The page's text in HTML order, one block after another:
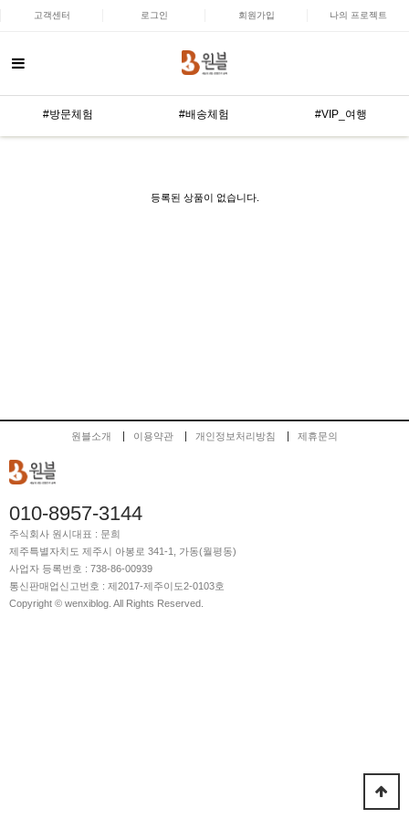
고객센터 로그인 회원가입 나의 프로젝트
#방문체험 #배송체험 #VIP_여행
등록된 상품이 없습니다.
원블소개 이용약관 개인정보처리방침 제휴문의
010-8957-3144
주식회사 원시대표 : 문희
제주특별자치도 제주시 아봉로 341-1, 가동(월평동)
사업자 등록번호 : 738-86-00939
통신판매업신고번호 : 제2017-제주이도2-0103호
Copyright © wenxiblog. All Rights Reserved.